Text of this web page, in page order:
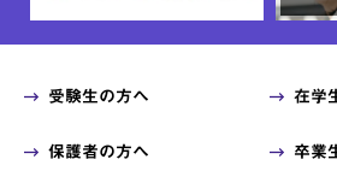
受験生の方へ 在学
保護者の方へ 卒業